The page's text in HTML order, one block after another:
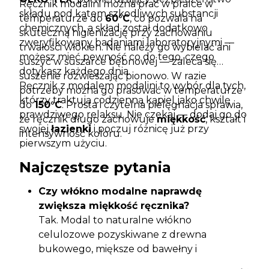
składu pod kątem szkodliwych substancji
chemicznych, a skład został dodatkowo
zweryfikowany badaniami laboratoryjnymi —
możesz mieć pewność co do tego, czego
dotykasz każdego dnia.
Ręcznik modalini można prać w pralce w
temperaturze do60°C, co pozwala na
skuteczną higienizację przy zachowaniu
trwałości włókien. Nie należy go wybielać ani
suszyć w suszarce bębnowej — zaleca się
suszenie rozwieszając pionowo. W razie
potrzeby można go prasować w temperaturze
do150°C. Prosta i czytelna pielęgnacja sprawia,
że ręcznik długo zachowujemiękkość, kształt i
intensywność koloru.
Ręcznik z modalem modalini to wybór dla tych,
którzy traktują codzienną kąpiel jako chwilę
prawdziwego relaksu. Nie czekaj — dodaj go do
swojejłazienkii poczuj różnicę już przy
pierwszym użyciu.
Najczęstsze pytania
Czy włókno modalne naprawdę
zwiększa miękkość ręcznika?
Tak. Modal to naturalne włókno
celulozowe pozyskiwane z drewna
bukowego, miększe od bawełny i